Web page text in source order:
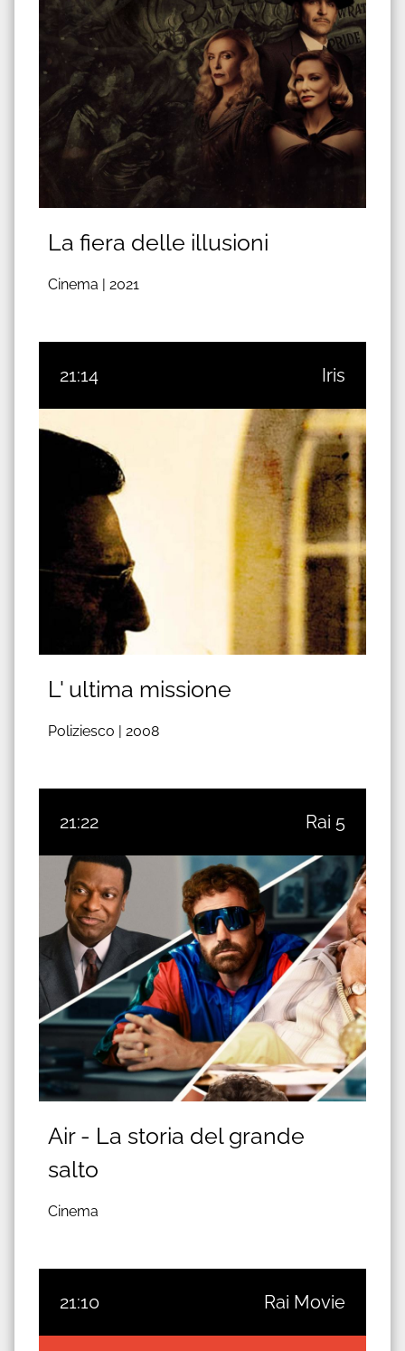
La fiera delle illusioni
Cinema | 2021
21:14 Iris
L' ultima missione
Poliziesco | 2008
21:22 Rai 5
Air - La storia del grande
salto
Cinema
21:10 Rai Movie